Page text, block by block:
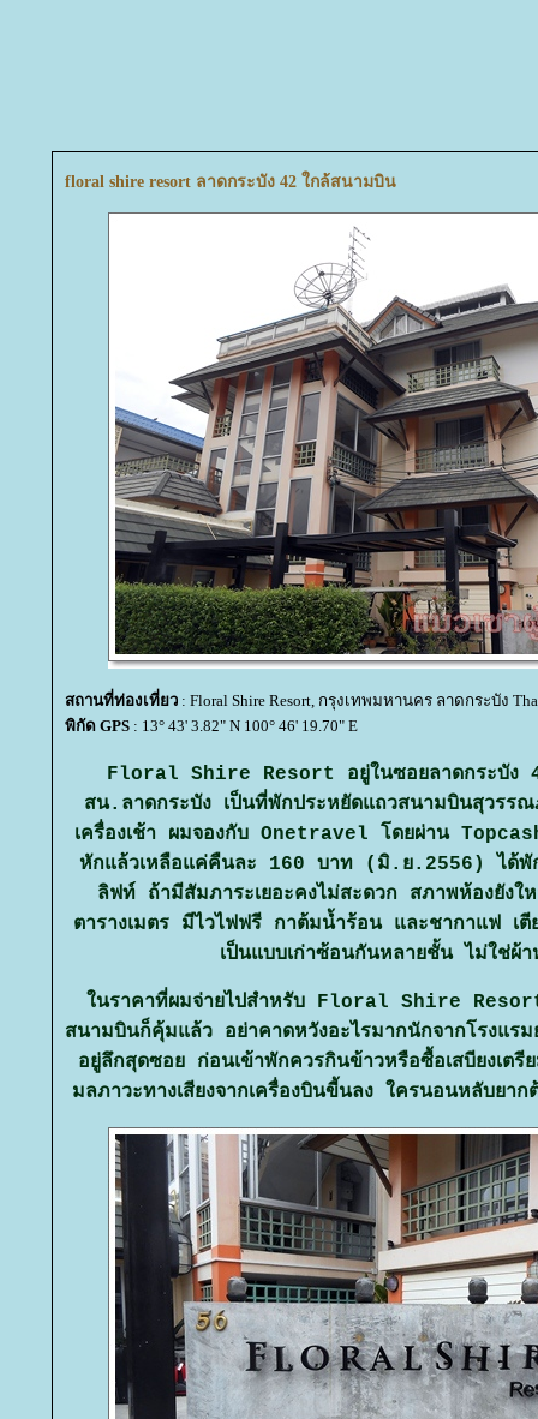
floral shire resort ลาดกระบัง 42 ใกล้สนามบิน
สถานที่ท่องเที่ยว : Floral Shire Resort, กรุงเทพมหานคร ลาดกระบัง
พิกัด GPS : 13° 43' 3.82" N 100° 46' 19.70" E
Floral Shire Resort อยู่ในซอยลาดกระบัง
สน.ลาดกระบัง เป็นที่พักประหยัดแถวสนามบินสุวรร
เครื่องเช้าผมจองกับ Onetravel โดยผ่าน
หักแล้วเหลือแค่คืนละ 160 บาท (มิ.ย.2556) ได้พั
ลิฟท์ ถ้ามีสัมภาระเยอะคงไม่สะดวก สภาพห้องยัง
ตารางเมตร มีไวไฟฟรี กาต้มน้ำร้อน และชากาแฟ เ
เป็นแบบเก่าซ้อนกันหลายชั้น ไม่ใช่ผ้
นราคาที่ผมจ่ายไปสำหรับ Floral Shire
สนามบินก็คุ้มแล้ว อย่าคาดหวังอะไรมากนักจากโรงแร
อยู่ลึกสุดซอย ก่อนเข้าพักควรกินข้าวหรือซื้อเสบียงเตรี
มลภาวะทางเสียงจากเครื่องบินขี้นลง ใครนอนหลับยา